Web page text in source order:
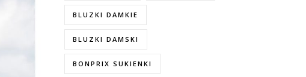
BLUZKI DAMKIE
BLUZKI DAMSKI
BONPRIX SUKIENKI